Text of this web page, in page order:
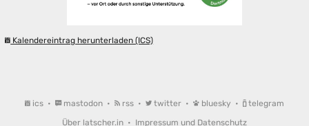
Kalendereintrag herunterladen (ICS)
ics • mastodon • rss • twitter • bluesky •
telegram
Über latscher.in • Impressum und Datenschutz